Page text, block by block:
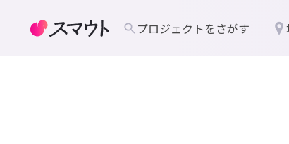
プロジェクトをさがす